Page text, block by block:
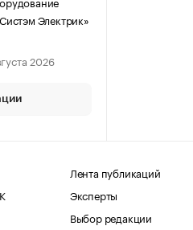
Электрик»
2026
Лента публикаций
Эксперты
Выбор редакции